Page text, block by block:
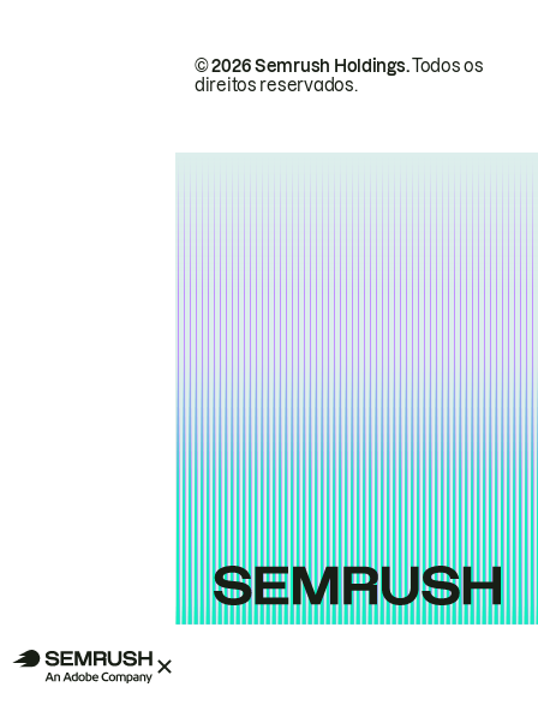
© 2026 Semrush Holdings.Todos os
direitos reservados.